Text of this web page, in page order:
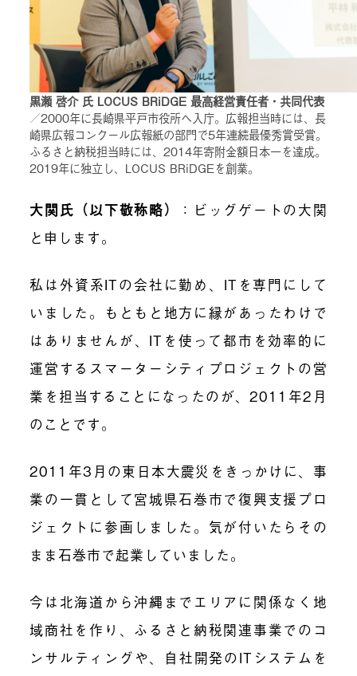
黒瀬 啓介 氏 LOCUS BRiDGE 最高経営責任者・共同代表
／2000年に長崎県平戸市役所へ入庁。広報担当時には、長
崎県広報コンクール広報紙の部門で5年連続最優秀賞受賞。
ふるさと納税担当時には、2014年寄附金額日本一を達成。
2019年に独立し、LOCUS BRiDGEを創業。
大関氏（以下敬称略）
：ビッグゲートの大関
と申します。
私は外資系ITの会社に勤め、ITを専門にして
いました。もともと地方に縁があったわけで
はありませんが、ITを使って都市を効率的に
運営するスマーターシティプロジェクトの営
業を担当することになったのが、2011年2月
のことです。
2011年3月の東日本大震災をきっかけに、事
業の一貫として宮城県石巻市で復興支援プロ
ジェクトに参画しました。気が付いたらその
まま石巻市で起業していました。
今は北海道から沖縄までエリアに関係なく地
域商社を作り、ふるさと納税関連事業でのコ
ンサルティングや、自社開発のITシステムを